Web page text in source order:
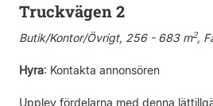
Truckvägen 2
Butik/Kontor/Övrigt, 256 - 683 m2,
Hyra: Kontakta annonsören
Upplev fördelarna med denna